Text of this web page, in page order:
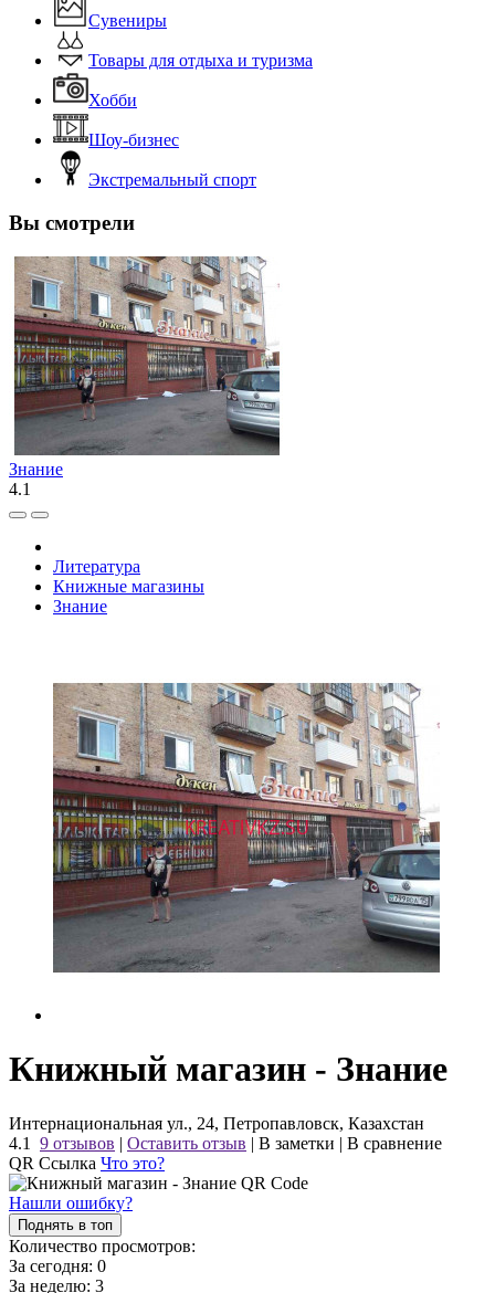
Сувениры
Товары для отдыха и туризма
Хобби
Шоу-бизнес
Экстремальный спорт
Вы смотрели
Знание
4.1
Литература
Книжные магазины
Знание
Книжный магазин - Знание
Интернациональная ул., 24, Петропавловск, Казахстан
4.1
9 отзывов | Оставить отзыв | В заметки | В сравнение
QR Ссылка Что это?
Нашли ошибку?
Поднять в топ
Количество просмотров:
За сегодня: 0
За неделю: 3